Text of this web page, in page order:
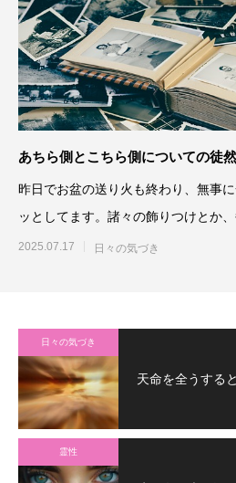
あちら側とこちら側についての徒然
昨日でお盆の送り火も終わり、無事
ッとしてます。諸々の飾りつけとか
客様の対応と
2025.07.17 日々の気づき
日々の気づき
天命を全うする
霊性